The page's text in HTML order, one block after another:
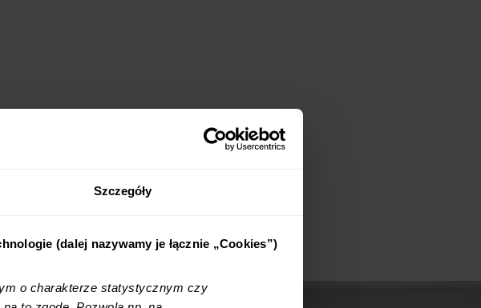
Szczegóły
(dalej nazywamy je łącznie „Cookies”)
o charakterze statystycznym czy